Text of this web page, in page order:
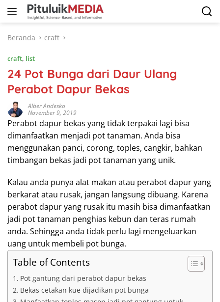
Langsung
Beranda
craft
craft, list
24 Pot Bunga dari Daur Ulang
Perabot Dapur Bekas
Alber Andesko
November 9, 2019
Perabot dapur bekas yang tidak terpakai lagi bisa
dimanfaatkan menjadi pot tanaman. Anda bisa
menggunakan panci, corong, toples, cangkir, bahkan
timbangan bekas jadi pot tanaman yang unik.
Kalau anda punya alat makan atau perabot dapur yang
berkarat atau rusak, jangan langsung dibuang. Karena
perabot dapur yang rusak itu masih bisa dimanfaatkan
jadi pot tanaman penghias kebun dan teras rumah
anda. Sehingga anda tidak perlu lagi mengeluarkan
uang untuk membeli pot bunga.
Table of Contents
Pot gantung dari perabot dapur bekas
Bekas cetakan kue dijadikan pot bunga